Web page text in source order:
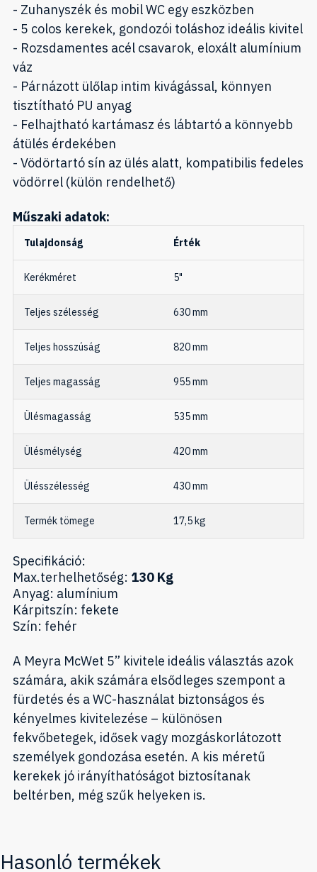
- Zuhanyszék és mobil WC egy eszközben
- 5 colos kerekek, gondozói toláshoz ideális kivitel
- Rozsdamentes acél csavarok, eloxált alumínium
váz
- Párnázott ülőlap intim kivágással, könnyen
tisztítható PU anyag
- Felhajtható kartámasz és lábtartó a könnyebb
átülés érdekében
- Vödörtartó sín az ülés alatt, kompatibilis fedeles
vödörrel (külön rendelhető)
Műszaki adatok:
Tulajdonság Érték
Kerékméret 5"
Teljes szélesség 630 mm
Teljes hosszúság 820 mm
Teljes magasság 955 mm
Ülésmagasság 535 mm
Ülésmélység 420 mm
Ülésszélesség 430 mm
Termék tömege 17,5 kg
Specifikáció:
Max.terhelhetőség: 130 Kg
Anyag: alumínium
Kárpitszín: fekete
Szín: fehér
A Meyra McWet 5” kivitele ideális választás azok
számára, akik számára elsődleges szempont a
fürdetés és a WC-használat biztonságos és
kényelmes kivitelezése – különösen
fekvőbetegek, idősek vagy mozgáskorlátozott
személyek gondozása esetén. A kis méretű
kerekek jó irányíthatóságot biztosítanak
beltérben, még szűk helyeken is.
Hasonló termékek